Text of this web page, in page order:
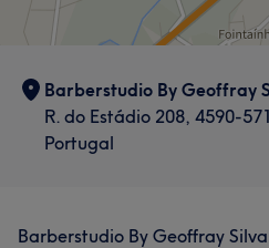
Barberstudio By Geoffray
R. do Estádio 208, 4590-
Portugal
Barberstudio By Geoffray